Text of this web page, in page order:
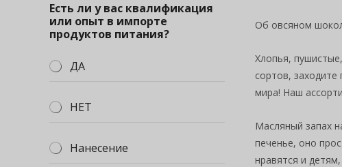
Об овсяном
Хлопья,
сортов,
мира! Наш
Масляный запах
печенье, оно
нравятся и
Есть ли у вас квалификация
или опыт в импорте
продуктов питания?
ДА
НЕТ
Нанесение